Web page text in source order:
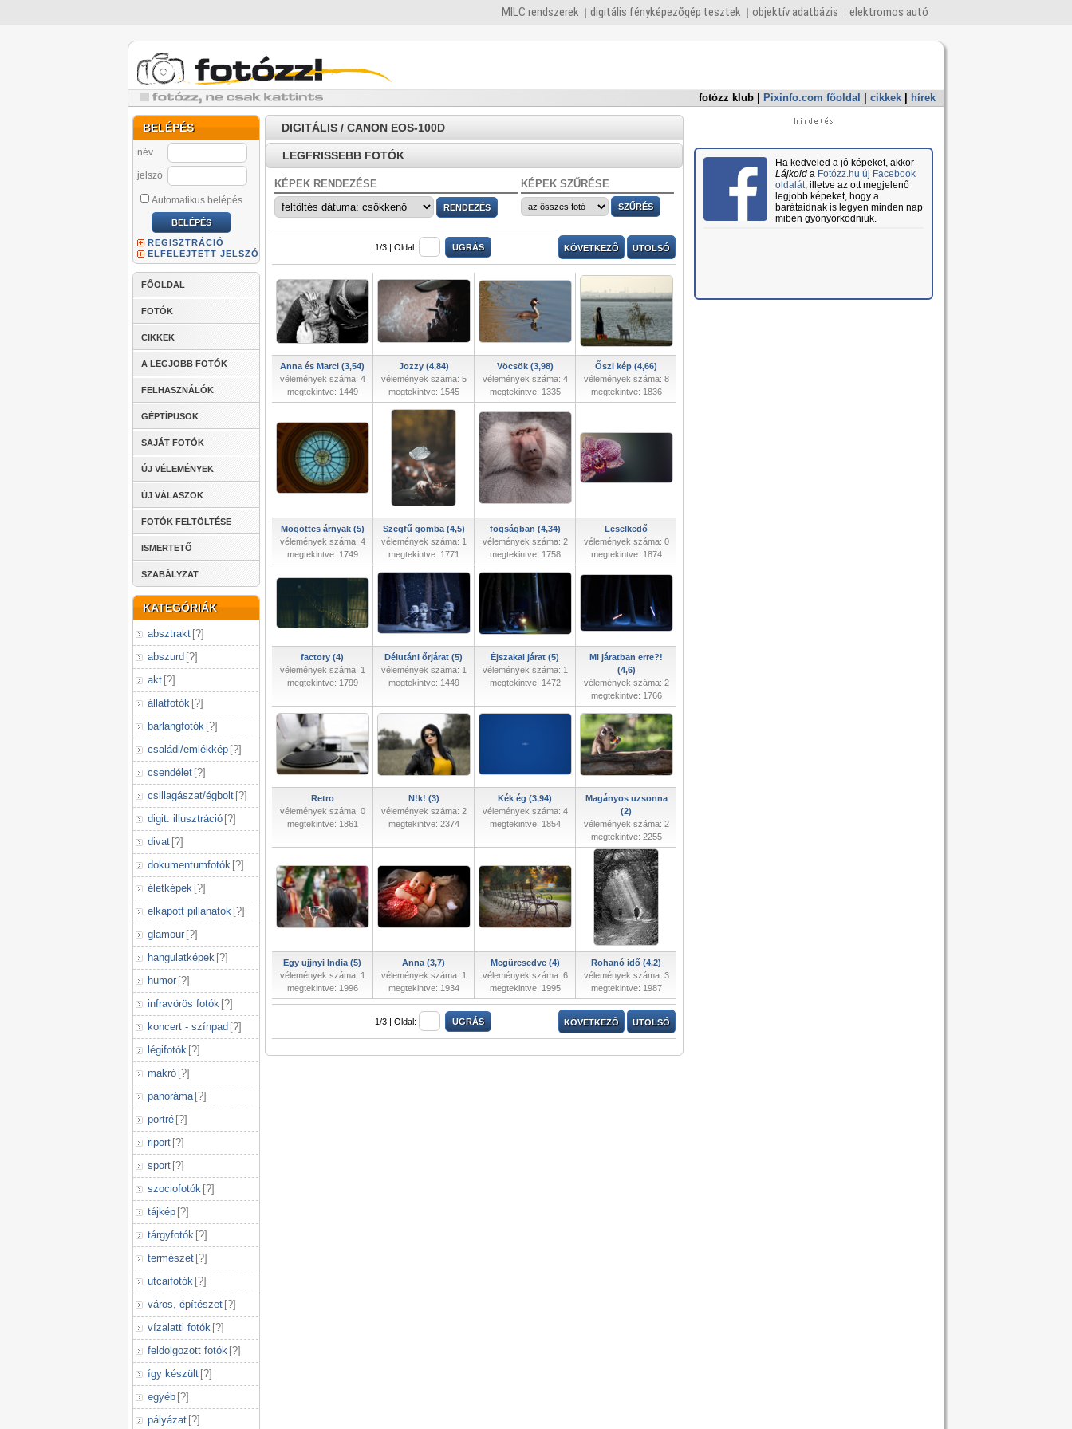
MILC rendszerek digitális fényképezőgép tesztek objektív adatbázis elektromos autó
fotózz klub Pixinfo.com főoldal cikkek hírek
BELÉPÉS
név
jelszó
Automatikus belépés
REGISZTRÁCIÓ
ELFELEJTETT JELSZÓ
FŐOLDAL
FOTÓK
CIKKEK
A LEGJOBB FOTÓK
FELHASZNÁLÓK
GÉPTÍPUSOK
SAJÁT FOTÓK
ÚJ VÉLEMÉNYEK
ÚJ VÁLASZOK
FOTÓK FELTÖLTÉSE
ISMERTETŐ
SZABÁLYZAT
KATEGÓRIÁK
absztrakt [?]
abszurd [?]
akt [?]
állatfotók [?]
barlangfotók [?]
családi/emlékkép [?]
csendélet [?]
csillagászat/égbolt [?]
digit. illusztráció [?]
divat [?]
dokumentumfotók [?]
életképek [?]
elkapott pillanatok [?]
glamour [?]
hangulatképek [?]
humor [?]
infravörös fotók [?]
koncert - színpad [?]
légifotók [?]
makró [?]
panoráma [?]
portré [?]
riport [?]
sport [?]
szociofotók [?]
tájkép [?]
tárgyfotók [?]
természet [?]
utcaifotók [?]
város, építészet [?]
vízalatti fotók [?]
feldolgozott fotók [?]
így készült [?]
egyéb [?]
pályázat [?]
DIGITÁLIS / CANON EOS-100D
LEGFRISSEBB FOTÓK
KÉPEK RENDEZÉSE KÉPEK SZŰRÉSE
1/3 | Oldal: KÖVETKEZŐ UTOLSÓ
Anna és Marci (3,54)
vélemények száma: 4
megtekintve: 1449
Jozzy (4,84)
vélemények száma: 5
megtekintve: 1545
Vöcsök (3,98)
vélemények száma: 4
megtekintve: 1335
Őszi kép (4,66)
vélemények száma: 8
megtekintve: 1836
Mögöttes árnyak (5)
vélemények száma: 4
megtekintve: 1749
Szegfű gomba (4,5)
vélemények száma: 1
megtekintve: 1771
fogságban (4,34)
vélemények száma: 2
megtekintve: 1758
Leselkedő
vélemények száma: 0
megtekintve: 1874
factory (4)
vélemények száma: 1
megtekintve: 1799
Délutáni őrjárat (5)
vélemények száma: 1
megtekintve: 1449
Éjszakai járat (5)
vélemények száma: 1
megtekintve: 1472
Mi járatban erre?!
(4,6)
vélemények száma: 2
megtekintve: 1766
Retro
vélemények száma: 0
megtekintve: 1861
N!k! (3)
vélemények száma: 2
megtekintve: 2374
Kék ég (3,94)
vélemények száma: 4
megtekintve: 1854
Magányos uzsonna
(2)
vélemények száma: 2
megtekintve: 2255
Egy ujjnyi India (5)
vélemények száma: 1
megtekintve: 1996
Anna (3,7)
vélemények száma: 1
megtekintve: 1934
Megüresedve (4)
vélemények száma: 6
megtekintve: 1995
Rohanó idő (4,2)
vélemények száma: 3
megtekintve: 1987
1/3 | Oldal: KÖVETKEZŐ UTOLSÓ
Ha kedveled a jó képeket, akkor
Lájkolda Fotózz.hu új Facebook
oldalát, illetve az ott megjelenő
legjobb képeket, hogy a
barátaidnak is legyen minden nap
miben gyönyörködniük.